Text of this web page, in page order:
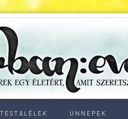
TEST&LÉLEK ÜNNEPEK